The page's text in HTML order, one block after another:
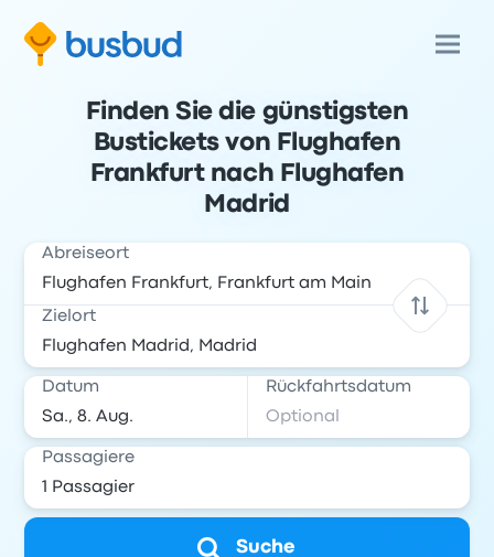
Finden Sie die günstigsten
Bustickets von Flughafen
Frankfurt nach Flughafen
Madrid
Abreiseort
Zielort
Datum Rückfahrtsdatum
Passagiere
Suche